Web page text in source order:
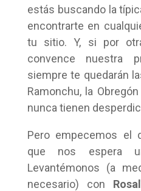
estás buscando la
encontrarte en
tu sitio. Y, si por
convence nuestra
siempre te quedarán
Ramonchu, la
nunca tienen
Pero empecemos el
que nos espera
Levantémonos (a
necesario) con